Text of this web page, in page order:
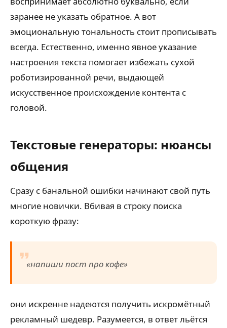
заранее не указать обратное. А вот
эмоциональную тональность стоит прописывать
всегда. Естественно, именно явное указание
настроения текста помогает избежать сухой
роботизированной речи, выдающей
искусственное происхождение контента с
головой.
Текстовые генераторы: нюансы
общения
Сразу с банальной ошибки начинают свой путь
многие новички. Вбивая в строку поиска
короткую фразу:
«напиши пост про кофе»
они искренне надеются получить искромётный
рекламный шедевр. Разумеется, в ответ льётся